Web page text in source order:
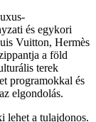
és egykori
Vuitton, Hermès
a föld
terek
programokkal és
elgondolás.
lehet a tulajdonos.